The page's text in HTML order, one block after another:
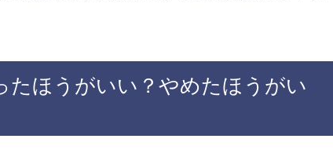
たほうがいい？やめたほうがい